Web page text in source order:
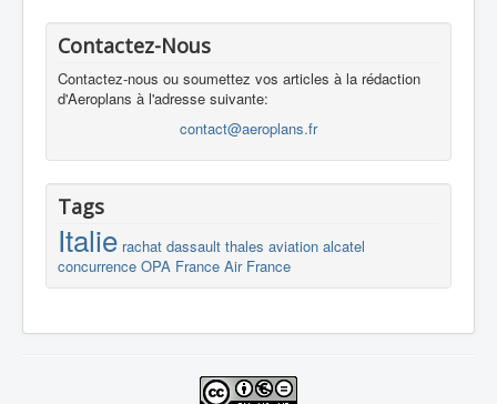
Contactez-Nous
Contactez-nous ou soumettez vos articles à la rédaction
d'Aeroplans à l'adresse suivante:
contact@aeroplans.fr
Tags
Italie rachat dassault thales aviation alcatel
concurrence OPA France Air France